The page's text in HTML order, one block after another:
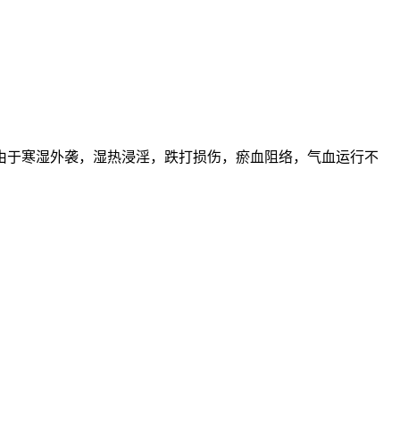
寒湿外袭，湿热浸淫，跌打损伤，瘀血阻络，气血运行不